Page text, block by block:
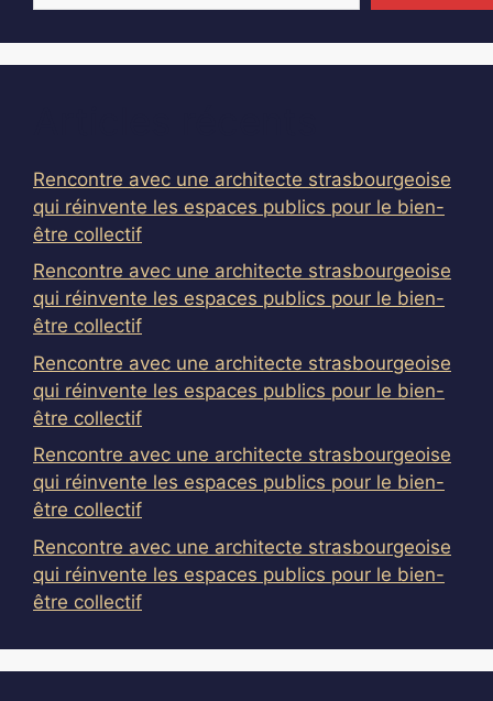
Rencontre avec une architecte strasbourgeoise
qui réinvente les espaces publics pour le bien-
être collectif
Rencontre avec une architecte strasbourgeoise
qui réinvente les espaces publics pour le bien-
être collectif
Rencontre avec une architecte strasbourgeoise
qui réinvente les espaces publics pour le bien-
être collectif
Rencontre avec une architecte strasbourgeoise
qui réinvente les espaces publics pour le bien-
être collectif
Rencontre avec une architecte strasbourgeoise
qui réinvente les espaces publics pour le bien-
être collectif